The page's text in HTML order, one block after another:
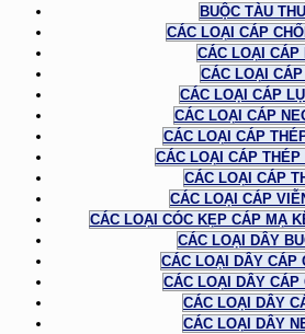
BUỘC TÀU
CÁC LOẠI CÁP
CÁC LOẠI CÁP
CÁC LOẠI
CÁC LOẠI CÁP
CÁC LOẠI CÁP
CÁC LOẠI CÁP
CÁC LOẠI CÁP THÉP
CÁC LOẠI CÁP
CÁC LOẠI CÁP
CÁC LOẠI CÓC KẸP CÁP MẠ
CÁC LOẠI DÂY
CÁC LOẠI DÂY CÁP
CÁC LOẠI DÂY CÁP
CÁC LOẠI DÂY
CÁC LOẠI DÂY